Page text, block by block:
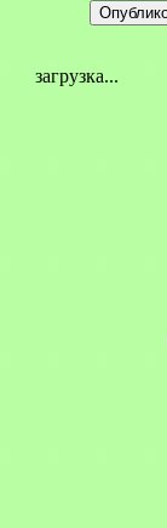
загрузка...